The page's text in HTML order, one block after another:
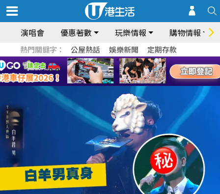
演唱會 優惠著數 玩樂情報 購物情報
熱門關鍵字： 公屋熱話 娛樂新聞 定期存款